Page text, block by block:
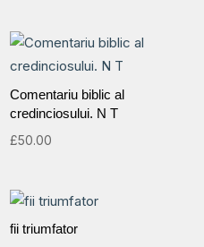
Comentariu biblic al
credinciosului. N T
£50.00
fii triumfator